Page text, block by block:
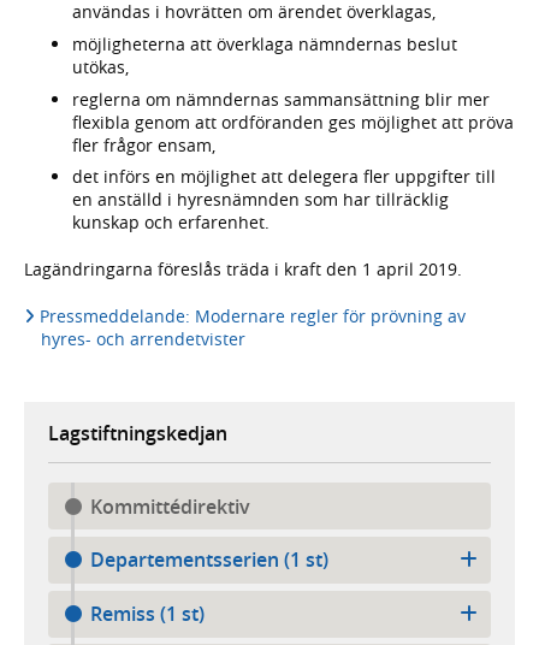
användas i hovrätten om ärendet överklagas,
möjligheterna att överklaga nämndernas beslut
utökas,
reglerna om nämndernas sammansättning blir mer
flexibla genom att ordföranden ges möjlighet att pröva
fler frågor ensam,
det införs en möjlighet att delegera fler uppgifter till
en anställd i hyresnämnden som har tillräcklig
kunskap och erfarenhet.
Lagändringarna föreslås träda i kraft den 1 april 2019.
Pressmeddelande: Modernare regler för prövning av
hyres- och arrendetvister
Lagstiftningskedjan
Kommittédirektiv
Departementsserien (1 st)
Remiss (1 st)